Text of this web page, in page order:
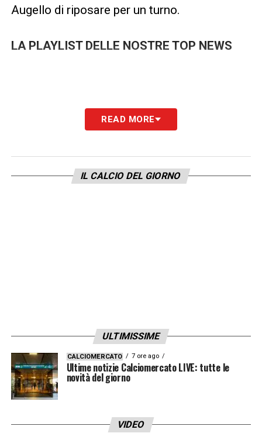
Augello di riposare per un turno.
LA PLAYLIST DELLE NOSTRE TOP NEWS
READ MORE
IL CALCIO DEL GIORNO
ULTIMISSIME
CALCIOMERCATO 7 ore ago
Ultime notizie Calciomercato LIVE: tutte le
novità del giorno
VIDEO